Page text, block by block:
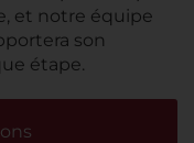
et notre équipe
son
étape.